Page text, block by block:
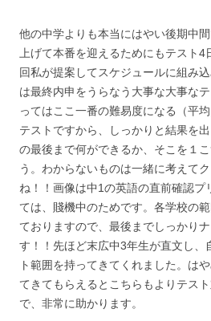
他の中学よりも本当にはやい後期中
上げて本番を迎えるためにもテスト
回私が提案してスケジュールに組み
は最終内申をうらなう大事な大事な
ってはここ一番の難易度になる（平
テストですから、しっかりと結果を
の最後まで何ができるか、そこを１
う。わからないものは一緒に考えて
ね！！画像は中1の英語の直前確認プ
ては、賤機中のためです。各学校の
ておりますので、最後までしっかり
す！！先ほど末広中3年生が直文し、
ト範囲を持ってきてくれました。は
てきてもらえるとこちらもよりテス
で、非常に助かります。